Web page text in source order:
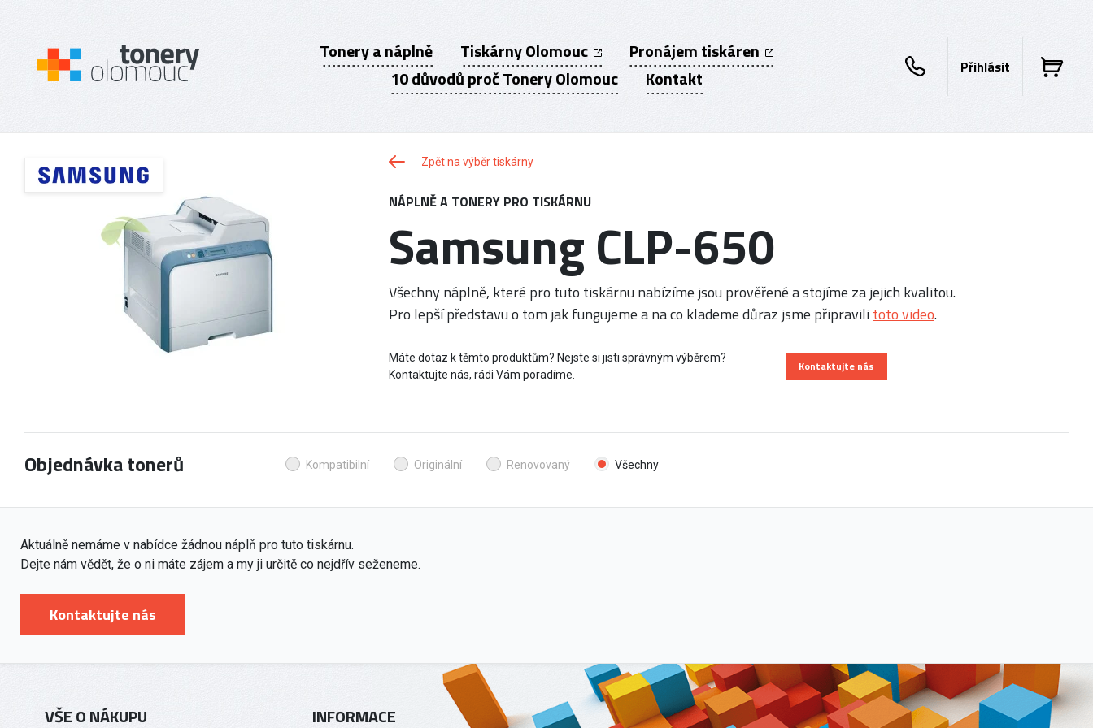
Tonery a náplně Tiskárny Olomouc
Pronájem tiskáren
10 důvodů proč Tonery Olomouc
Kontakt Přihlásit
Zpět na výběr tiskárny
NÁPLNĚ A TONERY PRO TISKÁRNU
Samsung CLP-650
Všechny náplně, které pro tuto tiskárnu nabízíme jsou prověřené a stojíme za jejich kvalitou.
Pro lepší představu o tom jak fungujeme a na co klademe důraz jsme připravilitoto video.
Máte dotaz k těmto produktům? Nejste si jisti správným výběrem?
Kontaktujte nás, rádi Vám poradíme.
Kontaktujte nás
Objednávka tonerů Kompatibilní Originální Renovovaný Všechny
Aktuálně nemáme v nabídce žádnou náplň pro tuto tiskárnu.
Dejte nám vědět, že o ni máte zájem a my ji určitě co nejdřív seženeme.
Kontaktujte nás
VŠE O NÁKUPU INFORMACE